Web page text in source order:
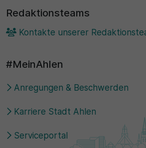
Redaktionsteams
Kontakte unserer
#MeinAhlen
Anregungen & Beschwerden
Karriere Stadt Ahlen
Serviceportal